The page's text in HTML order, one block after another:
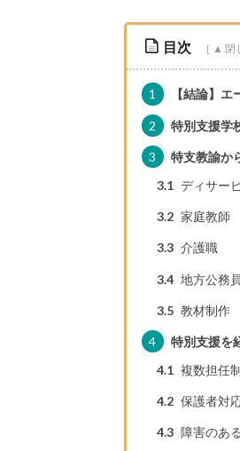
目次
1 【結論】
2 特別支援学
3
特支教諭か
3.1 ディサー
3.2 家庭教師
3.3 介護職
3.4 地方公務員
3.5 教材制作
4
特別支援を
4.1 複数担任
4.2 保護者対
4.3 障害のあ